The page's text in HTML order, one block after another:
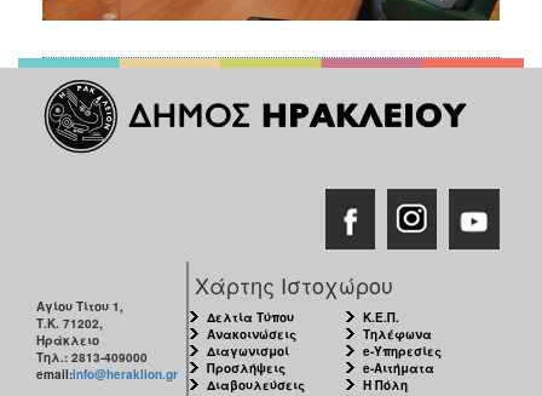
Αγίου Τίτου 1,
Τ.Κ. 71202,
Ηράκλειο
Τηλ.: 2813-409000
email:info@heraklion.gr
Χάρτης Ιστοχώρου
Δελτία Τύπου
Ανακοινώσεις
Διαγωνισμοί
Προσλήψεις
Διαβουλεύσεις
Κ.Ε.Π.
Τηλέφωνα
e-Υπηρεσίες
e-Αιτήματα
Η Πόλη